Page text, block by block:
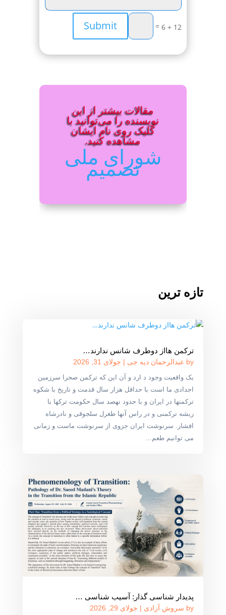
12 + 6
=
Submit
مقالات بیشتر از این
نویسنده را می‌توانید با
کلیک روی نام ایشان
مشاهده کنید.
شورای ملی
تصمیم
تازه ترین
ترکمن هااز دوطرف شانس ندارند…
by عبدالرحمان دیه جی | جولای 31, 2026
یک واقعیت وجود د ارد و آن این که ترکمن صحرا سرزمین
اجدادی ما است با حداقل هزار سال قدمت و تاریخ با شکوه
ترکمنها در ایران و با حدود نهصد سال حکومت ترکها با
ریشه ترکمنی و در راس آنها طغرل سلجوقی و نادرشاه
افشار. سرنوشت ایران جزوی از سرنوشت ماست و زمانی
می توانیم طعم...
پدیدار شناسی گذار: آسیب شناسی …
by سروش آزادی | جولای 29, 2026